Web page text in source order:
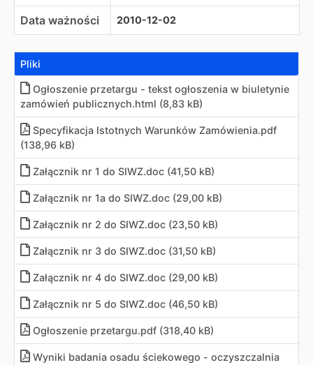
Data ważności 2010-12-02
Pliki
Ogłoszenie przetargu - tekst ogłoszenia w biuletynie
zamówień publicznych.html (8,83 kB)
Specyfikacja Istotnych Warunków Zamówienia.pdf
(138,96 kB)
Załącznik nr 1 do SIWZ.doc (41,50 kB)
Załącznik nr 1a do SIWZ.doc (29,00 kB)
Załącznik nr 2 do SIWZ.doc (23,50 kB)
Załącznik nr 3 do SIWZ.doc (31,50 kB)
Załącznik nr 4 do SIWZ.doc (29,00 kB)
Załącznik nr 5 do SIWZ.doc (46,50 kB)
Ogłoszenie przetargu.pdf (318,40 kB)
Wyniki badania osadu ściekowego - oczyszczalnia